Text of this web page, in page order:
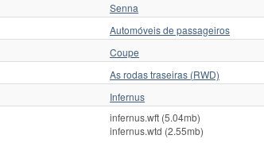
Senna
Automóveis de passageiros
Coupe
As rodas traseiras (RWD)
Infernus
infernus.wft (5.04mb)
infernus.wtd (2.55mb)